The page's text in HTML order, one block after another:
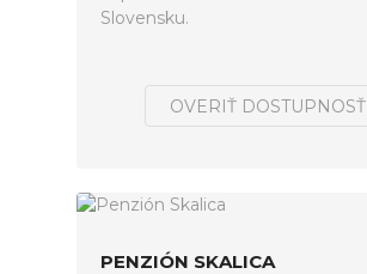
Slovensku.
OVERIŤ DOSTUPNOSŤ
PENZIÓN SKALICA